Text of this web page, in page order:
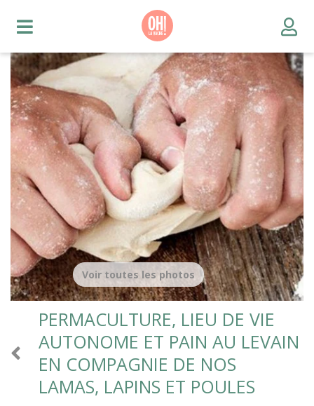
PERMACULTURE, LIEU DE VIE
AUTONOME ET PAIN AU LEVAIN
EN COMPAGNIE DE NOS
LAMAS, LAPINS ET POULES
Voir toutes les photos